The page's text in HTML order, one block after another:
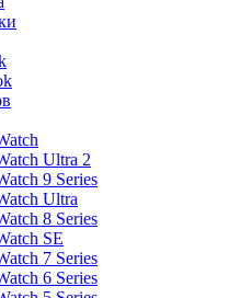
Ultra 2
9 Series
Ultra
8 Series
SE
7 Series
6 Series